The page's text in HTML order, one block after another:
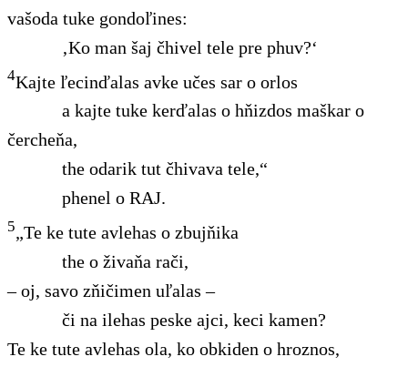
vašoda tuke gondoľines:
‚Ko man šaj čhivel tele pre phuv?‘
4Kajte ľecinďalas avke učes sar o orlos
a kajte tuke kerďalas o hňizdos maškar o
čercheňa,
the odarik tut čhivava tele,“
phenel o RAJ.
5„Te ke tute avlehas o zbujňika
the o živaňa rači,
– oj, savo zňičimen uľalas –
či na ilehas peske ajci, keci kamen?
Te ke tute avlehas ola, ko obkiden o hroznos,